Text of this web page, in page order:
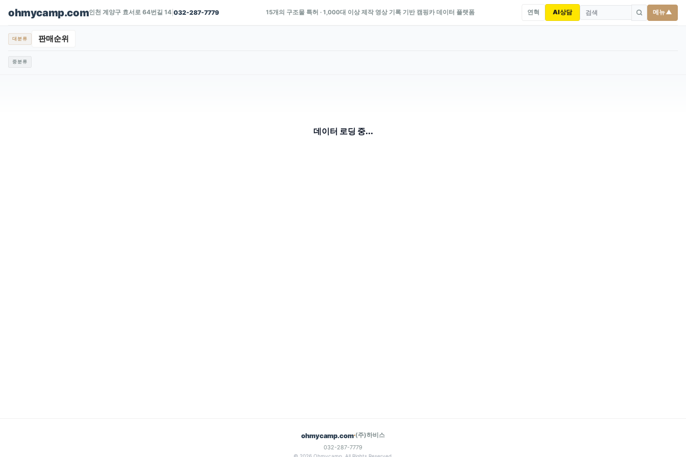
ohmycamp.com인천 계양구 효서로 64번길 14 |032-287-7779 15개의 구조물 특허 · 1,000대 이상 제작 영상 기록 기반 캠핑카 데이터 플랫폼 연혁 AI상담 메뉴 ▲
대분류 판매순위
중분류
데이터 로딩 중...
ohmycamp.com (주)하비스
032-287-7779